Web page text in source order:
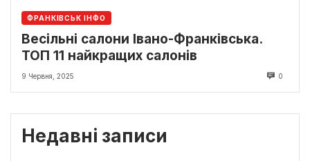
ФРАНКІВСЬК ІНФО
Весільні салони Івано-Франківська.
ТОП 11 найкращих салонів
9 Червня, 2025 0
Недавні записи